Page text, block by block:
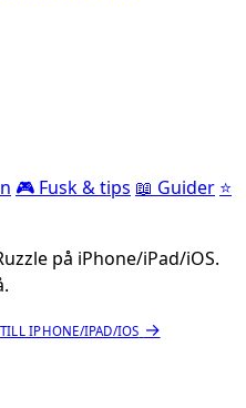
🎮 Fusk & tips 📖 Guider ⭐
på iPhone/iPad/iOS.
TILL IPHONE/IPAD/IOS →